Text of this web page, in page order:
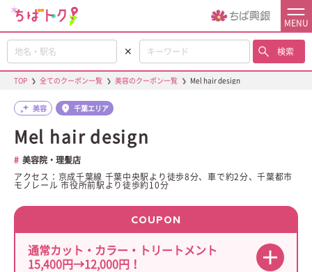
MENU
✕ 検索
TOP ❯ 全てのクーポン一覧 ❯ 美容のクーポン一覧 ❯ Mel hair design
美容 千葉エリア
Mel hair design
美容院・理髪店
アクセス：京成千葉線 千葉中央駅より徒歩8分、車で約2分、千葉都市
モノレール 市役所前駅より徒歩約10分
COUPON
通常カット・カラー・トリートメント
15,400円→12,000円！